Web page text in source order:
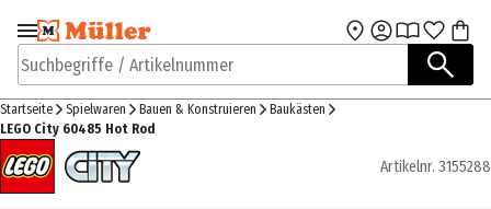
Zur Navigation
springen
Zum Hauptinhalt
Suchbegriffe / Artikelnummer
Startseite Spielwaren Bauen & Konstruieren
Baukästen
LEGO City 60485 Hot Rod
Artikelnr. 3155288